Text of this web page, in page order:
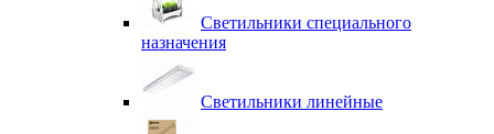
Светильники специального
назначения
Светильники линейные